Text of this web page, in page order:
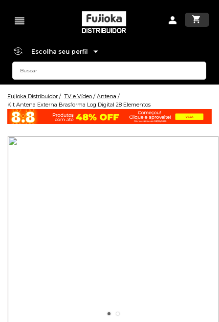
Escolha seu perfil
Fujioka Distribuidor TV e Vídeo
Antena
Kit Antena Externa Brasforma Log Digital 28 Elementos